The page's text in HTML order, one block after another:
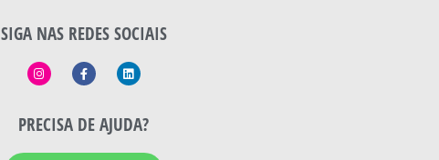
SIGA NAS REDES SOCIAIS
PRECISA DE AJUDA?